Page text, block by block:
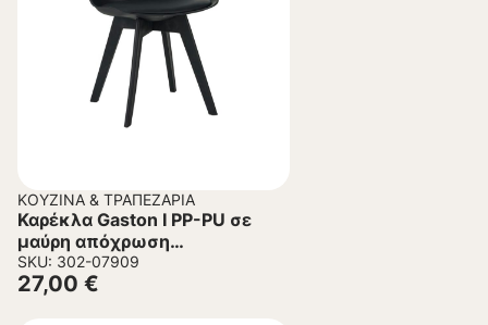
ΚΟΥΖΊΝΑ & ΤΡΑΠΕΖΑΡΊΑ
Καρέκλα Gaston I PP-PU σε
μαύρη απόχρωση
48.5×53.5×81.5εκ.
SKU: 302-07909
27,00 €